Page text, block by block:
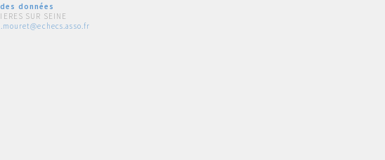
données
SUR SEINE